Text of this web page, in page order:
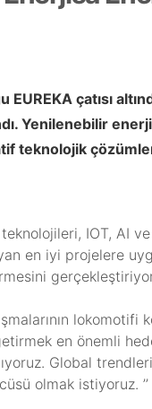
çatısı
Yenilenebilir
teknolojik
IOT, AI
en iyi projelere
en önemli
Global
olmak istiyoruz. ’’